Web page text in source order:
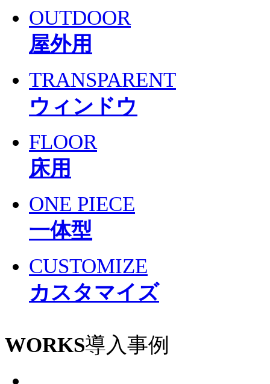
OUTDOOR
屋外用
TRANSPARENT
ウィンドウ
FLOOR
床用
ONE PIECE
一体型
CUSTOMIZE
カスタマイズ
WORKS導入事例